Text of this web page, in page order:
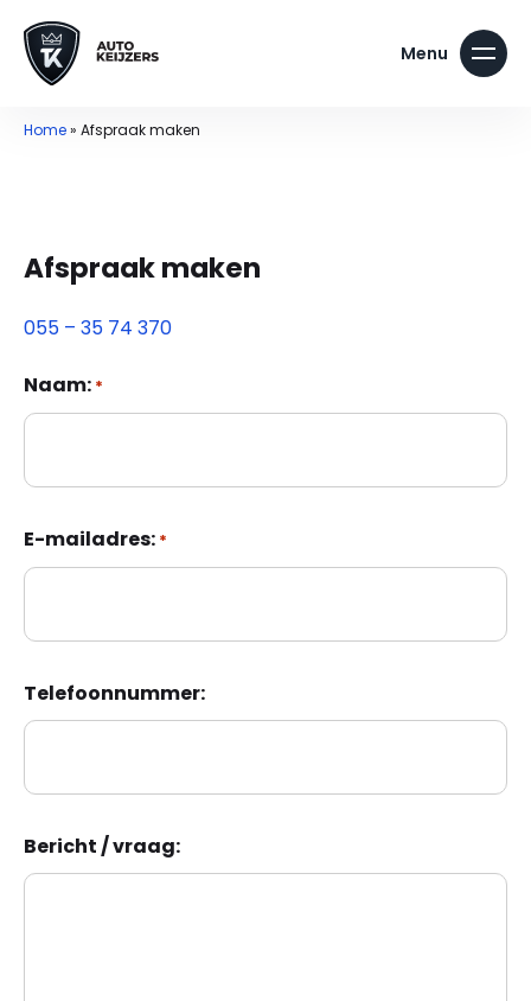
Home» Afspraak maken
Afspraak maken
055 – 35 74 370
Naam: *
E-mailadres: *
Telefoonnummer:
Bericht / vraag: